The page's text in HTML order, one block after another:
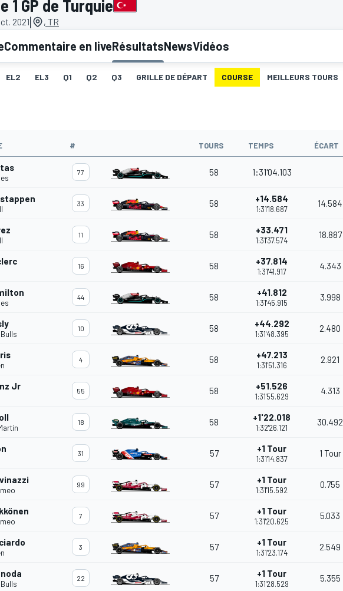
1 GP de Turquie
2021| , TR
Commentaire en liveRésultatsNewsVidéos
EL2 EL3 Q1 Q2 Q3 GRILLE DE DÉPART COURSE MEILLEURS TOURS
# TOURS TEMPS ÉCART
77 58 1:31'04.103
33 58 +14.584
1:31'18.687
14.584
11 58 +33.471
1:31'37.574
18.887
16 58 +37.814
1:31'41.917
4.343
44 58 +41.812
1:31'45.915
3.998
10 58 +44.292
1:31'48.395
2.480
4 58 +47.213
1:31'51.316
2.921
Jr 55 58 +51.526
1:31'55.629
4.313
18 58 +1'22.018
1:32'26.121
30.492
31 57 +1 Tour
1:31'14.837
1 Tour
99 57 +1 Tour
1:31'15.592
0.755
7 57 +1 Tour
1:31'20.625
5.033
3 57 +1 Tour
1:31'23.174
2.549
22 57 +1 Tour
1:31'28.529
5.355